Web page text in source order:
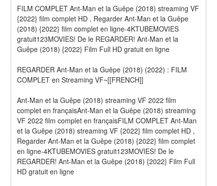
FILM COMPLET Ant-Man et la Guêpe (2018) streaming VF
{2022} film complet HD , Regarder Ant-Man et la Guêpe
(2018) {2022} film complet en ligne-4KTUBEMOVIES
gratuit123MOVIES! De le REGARDER! Ant-Man et la
Guêpe (2018) {2022} Film Full HD gratuit en ligne
REGARDER Ant-Man et la Guêpe (2018) (2022) : FILM
COMPLET en Streaming VF~[[FRENCH]]
Ant-Man et la Guêpe (2018) streaming VF 2022 film
complet en françaisAnt-Man et la Guêpe (2018) streaming
VF 2022 film complet en françaisFILM COMPLET Ant-Man
et la Guêpe (2018) streaming VF {2022} film complet HD ,
Regarder Ant-Man et la Guêpe (2018) {2022} film complet
en ligne-4KTUBEMOVIES gratuit123MOVIES! De le
REGARDER! Ant-Man et la Guêpe (2018) {2022} Film Full
HD gratuit en ligne